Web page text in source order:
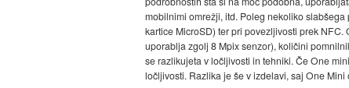
mobilnimi omrežji, itd. Poleg nekoliko
kartice MicroSD) ter pri povezljivosti prek
uporablja zgolj 8 Mpix senzor), količini
se razlikujeta v ločljivosti in tehniki. Če One
ločljivosti. Razlika je še v izdelavi, saj One